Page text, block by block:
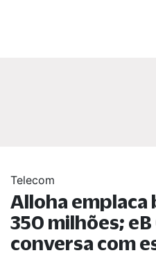
Telecom
Alloha emplaca
350 milhões;
conversa com